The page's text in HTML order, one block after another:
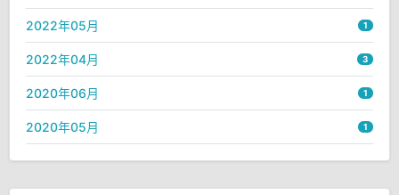
2022年05月 1
2022年04月 3
2020年06月 1
2020年05月 1